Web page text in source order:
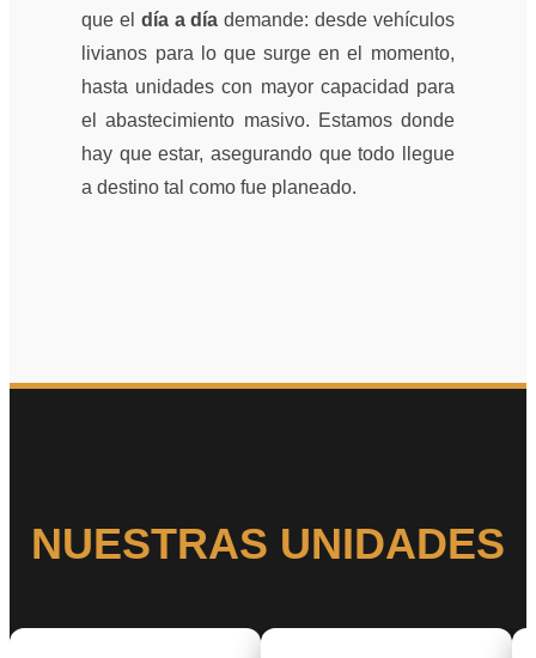
que el día a día demande: desde vehículos
livianos para lo que surge en el momento,
hasta unidades con mayor capacidad para
el abastecimiento masivo. Estamos donde
hay que estar, asegurando que todo llegue
a destino tal como fue planeado.
NUESTRAS UNIDADES